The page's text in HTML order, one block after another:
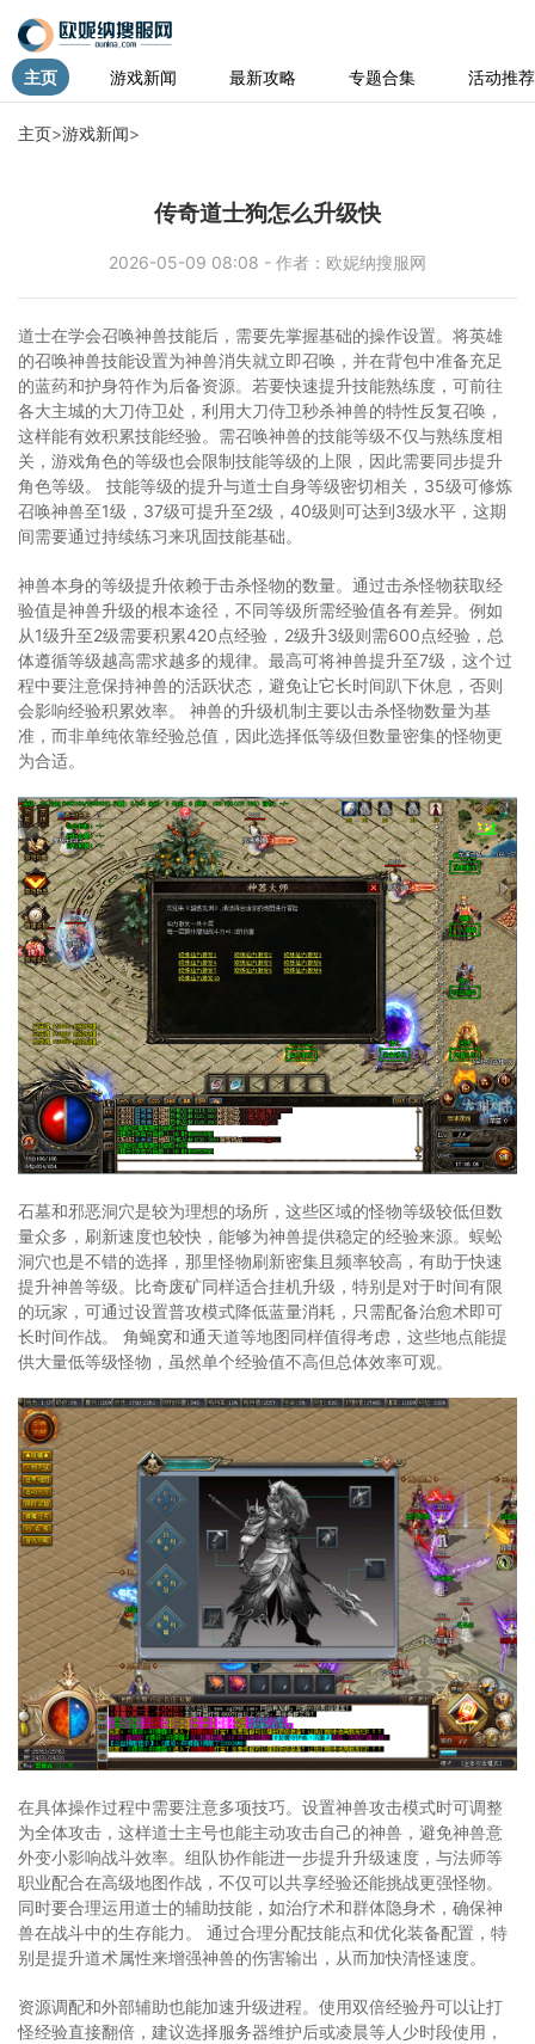
主页 游戏新闻 最新攻略 专题合集 活动推荐
主页>游戏新闻>
传奇道士狗怎么升级快
2026-05-09 08:08 - 作者：欧妮纳搜服网
道士在学会召唤神兽技能后，需要先掌握基础的操作设置。将英雄
的召唤神兽技能设置为神兽消失就立即召唤，并在背包中准备充足
的蓝药和护身符作为后备资源。若要快速提升技能熟练度，可前往
各大主城的大刀侍卫处，利用大刀侍卫秒杀神兽的特性反复召唤，
这样能有效积累技能经验。需召唤神兽的技能等级不仅与熟练度相
关，游戏角色的等级也会限制技能等级的上限，因此需要同步提升
角色等级。 技能等级的提升与道士自身等级密切相关，35级可修炼
召唤神兽至1级，37级可提升至2级，40级则可达到3级水平，这期
间需要通过持续练习来巩固技能基础。
神兽本身的等级提升依赖于击杀怪物的数量。通过击杀怪物获取经
验值是神兽升级的根本途径，不同等级所需经验值各有差异。例如
从1级升至2级需要积累420点经验，2级升3级则需600点经验，总
体遵循等级越高需求越多的规律。最高可将神兽提升至7级，这个过
程中要注意保持神兽的活跃状态，避免让它长时间趴下休息，否则
会影响经验积累效率。 神兽的升级机制主要以击杀怪物数量为基
准，而非单纯依靠经验总值，因此选择低等级但数量密集的怪物更
为合适。
石墓和邪恶洞穴是较为理想的场所，这些区域的怪物等级较低但数
量众多，刷新速度也较快，能够为神兽提供稳定的经验来源。蜈蚣
洞穴也是不错的选择，那里怪物刷新密集且频率较高，有助于快速
提升神兽等级。比奇废矿同样适合挂机升级，特别是对于时间有限
的玩家，可通过设置普攻模式降低蓝量消耗，只需配备治愈术即可
长时间作战。 角蝇窝和通天道等地图同样值得考虑，这些地点能提
供大量低等级怪物，虽然单个经验值不高但总体效率可观。
在具体操作过程中需要注意多项技巧。设置神兽攻击模式时可调整
为全体攻击，这样道士主号也能主动攻击自己的神兽，避免神兽意
外变小影响战斗效率。组队协作能进一步提升升级速度，与法师等
职业配合在高级地图作战，不仅可以共享经验还能挑战更强怪物。
同时要合理运用道士的辅助技能，如治疗术和群体隐身术，确保神
兽在战斗中的生存能力。 通过合理分配技能点和优化装备配置，特
别是提升道术属性来增强神兽的伤害输出，从而加快清怪速度。
资源调配和外部辅助也能加速升级进程。使用双倍经验丹可以让打
怪经验直接翻倍，建议选择服务器维护后或凌晨等人少时段使用，